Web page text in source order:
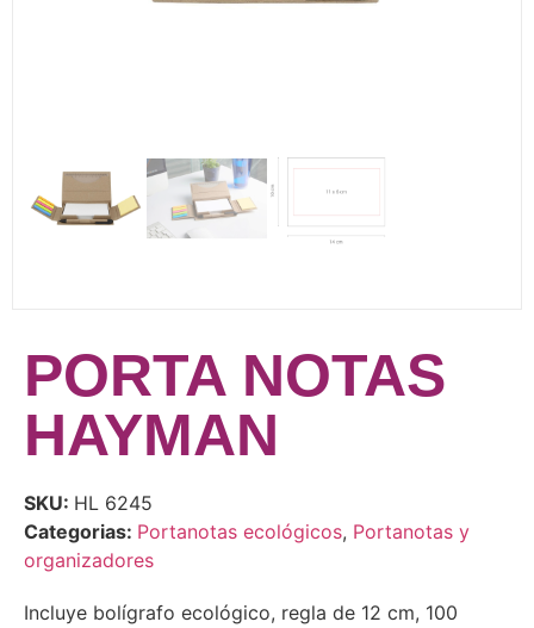
PORTA NOTAS
HAYMAN
SKU: HL 6245
Categorias: Portanotas ecológicos, Portanotas y
organizadores
Incluye bolígrafo ecológico, regla de 12 cm, 100